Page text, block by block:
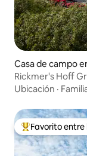
Casa de campo
Rickmer's Hoff
Ubicación ·
Favorito entre
Favorito entre